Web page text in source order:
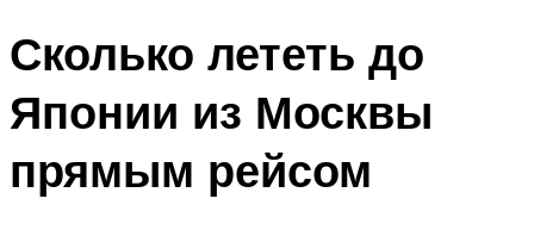
Сколько лететь до
Японии из Москвы
прямым рейсом